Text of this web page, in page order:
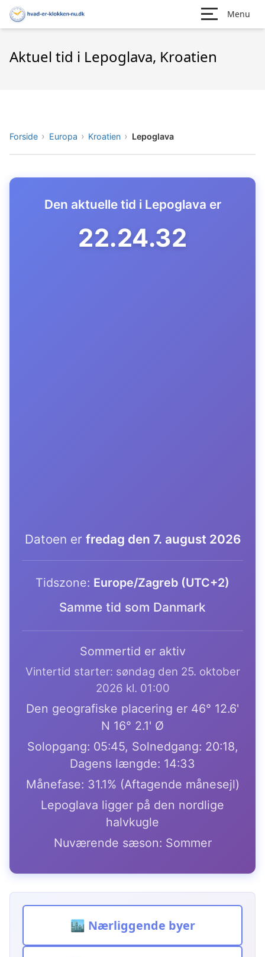
Menu
Aktuel tid i Lepoglava, Kroatien
Forside Europa Kroatien Lepoglava
Den aktuelle tid i Lepoglava er
22.24.33
Datoen er fredag den 7. august 2026
Tidszone: Europe/Zagreb (UTC+2)
Samme tid som Danmark
Sommertid er aktiv
Vintertid starter: søndag den 25. oktober
2026 kl. 01:00
Den geografiske placering er 46° 12.6'
N 16° 2.1' Ø
Solopgang: 05:45, Solnedgang: 20:18,
Dagens længde: 14:33
Månefase: 31.1% (Aftagende månesejl)
Lepoglava ligger på den nordlige
halvkugle
Nuværende sæson: Sommer
🏙️ Nærliggende byer